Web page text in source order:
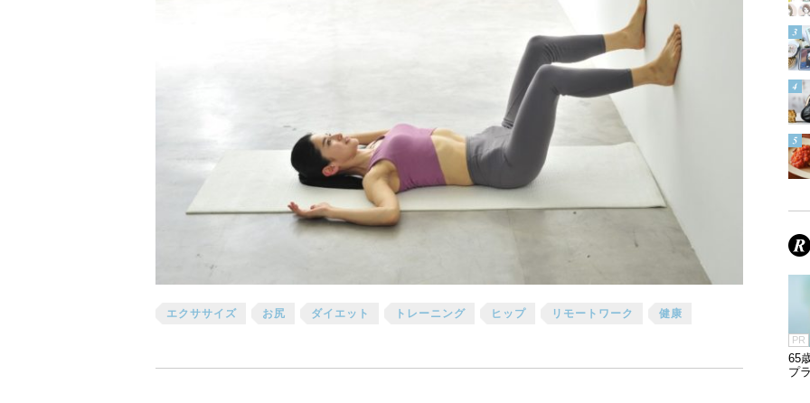
エクササイズ お尻 ダイエット トレーニング ヒップ リモートワーク 健康
PR
65
プ